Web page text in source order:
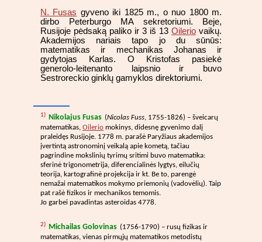
N. Fusas gyveno iki 1825 m., o nuo 1800 m.
dirbo Peterburgo MA sekretoriumi. Beje,
Rusijoje pėdsaką paliko ir 3 iš 13 Oilerio vaikų.
Akademijos nariais tapo jo du sūnūs:
matematikas ir mechanikas Johanas ir
gydytojas Karlas. O Kristofas pasiekė
generolo-leitenanto laipsnio ir buvo
Sestroreckio ginklų gamyklos direktoriumi.
1) Nikolajus Fusas (Nicolas Fuss, 1755-1826) – šveicarų
matematikas, Oilerio mokinys, didesnę gyvenimo dalį
praleidęs Rusijoje. 1778 m. parašė Paryžiaus akademijos
įvertintą astronominį veikalą apie kometą, tačiau
pagrindine mokslinių tyrimų sritimi buvo matematika:
sferinė trigonometrija, diferencialinės lygtys, eilučių
teorija, kartografinė projekcija ir kt. Be to, parengė
nemažai matematikos mokymo priemonių (vadovėlių). Taip
pat rašė fizikos ir mechanikos temomis.
Jo garbei pavadintas asteroidas 4778.
2) Michailas Golovinas (1756-1790) – rusų fizikas ir
matematikas, vienas pirmųjų matematikos metodistų